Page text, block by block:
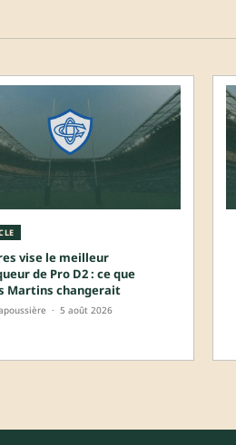
vise le meilleur
de Pro D2 : ce que
Martins changerait
· 5 août 2026